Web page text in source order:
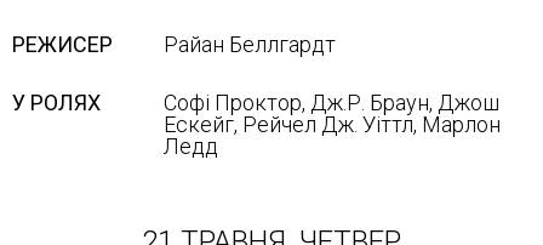
РЕЖИСЕР Райан Беллгардт
У РОЛЯХ
Софі Проктор, Дж.Р. Браун, Джош
Ескейг, Рейчел Дж. Уіттл, Марлон
Ледд